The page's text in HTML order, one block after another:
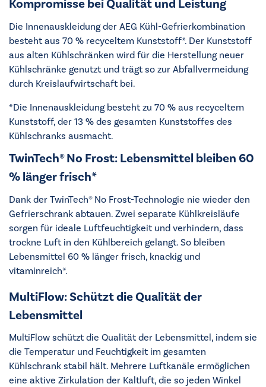
Kompromisse bei Qualität und Leistung
Die Innenauskleidung der AEG Kühl-Gefrierkombination
besteht aus 70 % recyceltem Kunststoff*. Der Kunststoff
aus alten Kühlschränken wird für die Herstellung neuer
Kühlschränke genutzt und trägt so zur Abfallvermeidung
durch Kreislaufwirtschaft bei.
*Die Innenauskleidung besteht zu 70 % aus recyceltem
Kunststoff, der 13 % des gesamten Kunststoffes des
Kühlschranks ausmacht.
TwinTech® No Frost: Lebensmittel bleiben 60
% länger frisch*
Dank der TwinTech® No Frost-Technologie nie wieder den
Gefrierschrank abtauen. Zwei separate Kühlkreisläufe
sorgen für ideale Luftfeuchtigkeit und verhindern, dass
trockne Luft in den Kühlbereich gelangt. So bleiben
Lebensmittel 60 % länger frisch, knackig und
vitaminreich*.
MultiFlow: Schützt die Qualität der
Lebensmittel
MultiFlow schützt die Qualität der Lebensmittel, indem sie
die Temperatur und Feuchtigkeit im gesamten
Kühlschrank stabil hält. Mehrere Luftkanäle ermöglichen
eine aktive Zirkulation der Kaltluft, die so jeden Winkel